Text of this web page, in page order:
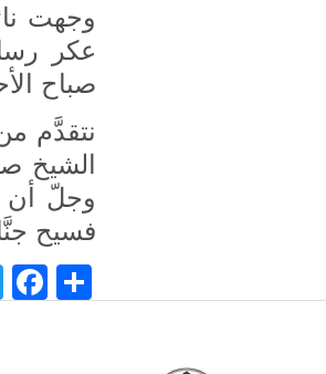
وجهت
عكر
صباح
نتقدَّم
الشيخ
وجلّ أن
فسيح
Share